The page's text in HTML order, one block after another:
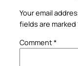
Your email
fields are marked
Comment*